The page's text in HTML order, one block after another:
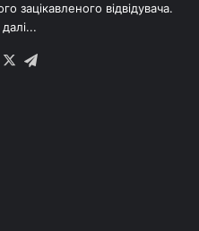
зацікавленого відвідувача.
Facebook
X